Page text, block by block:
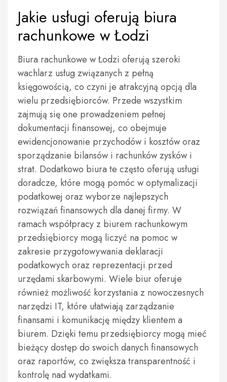
Jakie usługi oferują biura
rachunkowe w Łodzi
Biura rachunkowe w Łodzi oferują szeroki
wachlarz usług związanych z pełną
księgowością, co czyni je atrakcyjną opcją dla
wielu przedsiębiorców. Przede wszystkim
zajmują się one prowadzeniem pełnej
dokumentacji finansowej, co obejmuje
ewidencjonowanie przychodów i kosztów oraz
sporządzanie bilansów i rachunków zysków i
strat. Dodatkowo biura te często oferują usługi
doradcze, które mogą pomóc w optymalizacji
podatkowej oraz wyborze najlepszych
rozwiązań finansowych dla danej firmy. W
ramach współpracy z biurem rachunkowym
przedsiębiorcy mogą liczyć na pomoc w
zakresie przygotowywania deklaracji
podatkowych oraz reprezentacji przed
urzędami skarbowymi. Wiele biur oferuje
również możliwość korzystania z nowoczesnych
narzędzi IT, które ułatwiają zarządzanie
finansami i komunikację między klientem a
biurem. Dzięki temu przedsiębiorcy mogą mieć
bieżący dostęp do swoich danych finansowych
oraz raportów, co zwiększa transparentność i
kontrolę nad wydatkami.